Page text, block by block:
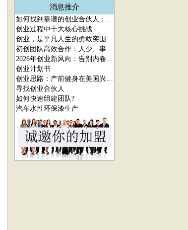
消息推介
如何找到靠谱的创业合伙人：选人、识人、留人核心指南
创业过程中十大核心挑战
创业，是平凡人生的勇敢突围
初创团队高效合作：人少、事多、快速出结果的协作法则
2026年创业新风向：告别内卷，普通人也能落地的高潜力赛道
创业计划书
创业思路：产前健身在美国兴起，中国有同样的市场吗？
寻找创业合伙人
如何快速组建团队?
汽车水性环保漆生产